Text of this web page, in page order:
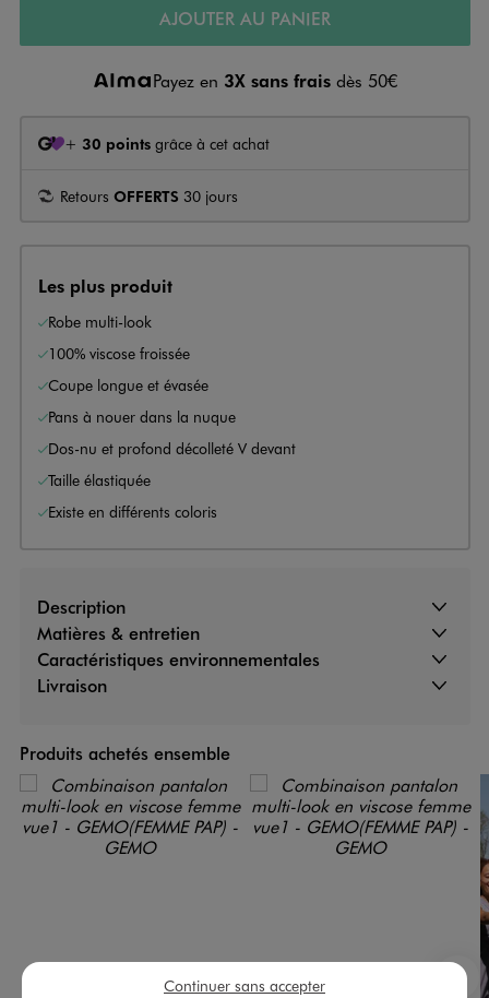
AJOUTER AU PANIER
Payez en 3X sans frais dès 50€
+ 30 points grâce à cet achat
Retours OFFERTS 30 jours
Les plus produit
Robe multi-look
100% viscose froissée
Coupe longue et évasée
Pans à nouer dans la nuque
Dos-nu et profond décolleté V devant
Taille élastiquée
Existe en différents coloris
Description
Matières & entretien
Caractéristiques environnementales
Livraison
Produits achetés ensemble
Continuer sans accepter